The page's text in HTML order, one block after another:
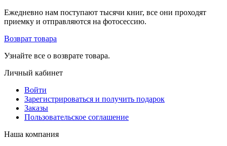
Ежедневно нам поступают тысячи книг, все они проходят
приемку и отправляются на фотосессию.
Возврат товара
Узнайте все о возврате товара.
Личный кабинет
Войти
Зарегистрироваться и получить подарок
Заказы
Пользовательское соглашение
Наша компания